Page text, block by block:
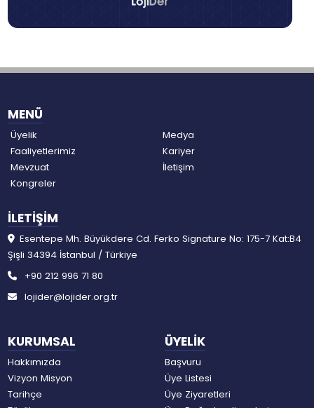
MENÜ
Üyelik
Faaliyetlerimiz
Mevzuat
Kongreler
Medya
Kariyer
İletişim
KURUMSAL
Hakkımızda
Vizyon Misyon
Tarihçe
ÜYELİK
Başvuru
Üye Listesi
Üye Ziyaretleri
İLETİŞİM
Esentepe Mh. Büyükdere Cd. Ferko Signature No: 175-7 Kat:B4
Şişli 34394 İstanbul / Türkiye
+90 212 996 71 80
lojider@lojider.org.tr